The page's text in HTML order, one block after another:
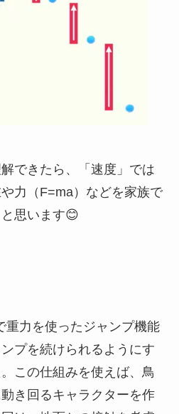
できたら、「速度」では
力（F=ma）などを家族で
思います😊
重力を使ったジャンプ機能
プを続けられるようにす
この仕組みを使えば、鳥
き回るキャラクターを作